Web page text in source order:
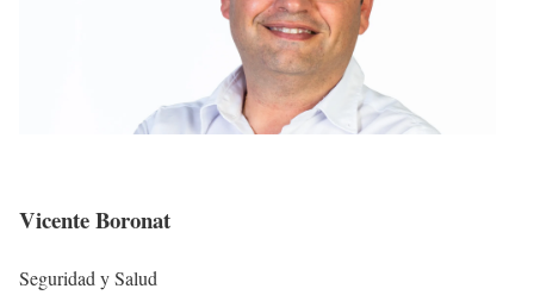
Vicente Boronat
Seguridad y Salud